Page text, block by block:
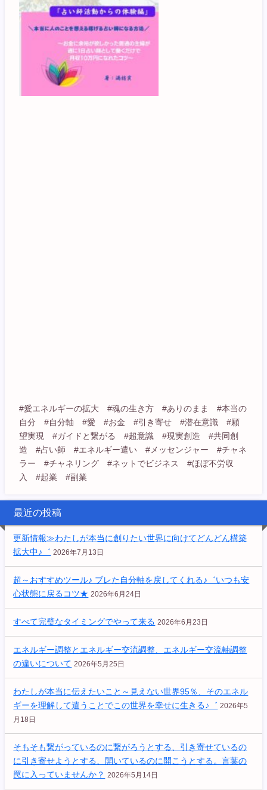
#愛エネルギーの拡大 #魂の生き方 #ありのまま #本当の
自分 #自分軸 #愛 #お金 #引き寄せ #潜在意識 #願
望実現 #ガイドと繋がる #超意識 #現実創造 #共同創
造 #占い師 #エネルギー遣い #メッセンジャー #チャネ
ラー #チャネリング #ネットでビジネス #ほぼ不労収
入 #起業 #副業
最近の投稿
更新情報≫わたしが本当に創りたい世界に向けてどんどん構築
拡大中♪゛ 2026年7月13日
超～おすすめツール♪ ブレた自分軸を戻してくれる♪゛いつも安
心状態に戻るコツ★ 2026年6月24日
すべて完璧なタイミングでやって来る 2026年6月23日
エネルギー調整とエネルギー交流調整、エネルギー交流軸調整
の違いについて 2026年5月25日
わたしが本当に伝えたいこと～見えない世界95％、そのエネル
ギーを理解して遣うことでこの世界を幸せに生きる♪゛ 2026年5
月18日
そもそも繋がっているのに繋がろうとする、引き寄せているの
に引き寄せようとする、開いているのに開こうとする。言葉の
罠に入っていませんか？
2026年5月14日